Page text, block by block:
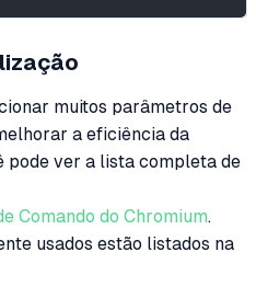
muitos parâmetros de
a eficiência da
pode ver a lista completa de
Comando do Chromium.
usados estão listados na